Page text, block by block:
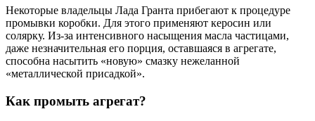
Некоторые владельцы Лада Гранта прибегают к процедуре
промывки коробки. Для этого применяют керосин или
солярку. Из-за интенсивного насыщения масла частицами,
даже незначительная его порция, оставшаяся в агрегате,
способна насытить «новую» смазку нежеланной
«металлической присадкой».
Как промыть агрегат?